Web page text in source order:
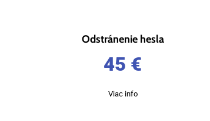
Odstránenie hesla
45 €
Viac info